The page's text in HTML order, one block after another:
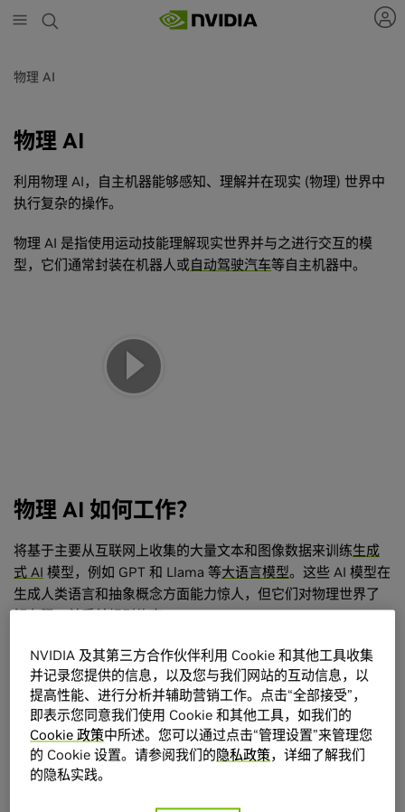
to
物理 AI
物理 AI
利用物理 AI，自主机器能够感知、理解并在现实 (物理) 世界中
执行复杂的操作。
物理 AI 是指使用运动技能理解现实世界并与之进行交互的模
型，它们通常封装在机器人或自动驾驶汽车等自主机器中。
物理 AI 如何工作？
将基于主要从互联网上收集的大量文本和图像数据来训练生成
式 AI 模型，例如 GPT 和 Llama 等大语言模型。这些 AI 模型在
生成人类语言和抽象概念方面能力惊人，但它们对物理世界了
解有限，并受其规则约束。
由于物理 AI 能够理解我们居住的三维世界的空间关系和物理行
为，因而扩展了当前的生成式 AI。它通过在 AI 训练过程中提供
其他数据来实现上述理解，这些数据包含与现实世界的空间关
系和物理规则有关的信息。
3D 训练数据由高度精确的计算机模拟生成，后者既充当数据
源，也作为 AI 训练场。
NVIDIA 及其第三方合作伙伴利用 Cookie 和其他工具收集
并记录您提供的信息，以及您与我们网站的互动信息，以
提高性能、进行分析并辅助营销工作。点击“全部接受”，
即表示您同意我们使用 Cookie 和其他工具，如我们的
Cookie 政策中所述。您可以通过点击“管理设置”来管理您
的 Cookie 设置。请参阅我们的隐私政策，详细了解我们
的隐私实践。